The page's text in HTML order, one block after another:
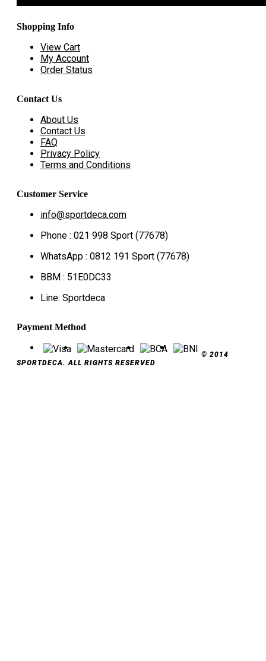
Shopping Info
View Cart
My Account
Order Status
Contact Us
About Us
Contact Us
FAQ
Privacy Policy
Terms and Conditions
Customer Service
info@sportdeca.com
Phone : 021 998 Sport (77678)
WhatsApp : 0812 191 Sport (77678)
BBM : 51E0DC33
Line: Sportdeca
Payment Method
© 2014
SPORTDECA. ALL RIGHTS RESERVED